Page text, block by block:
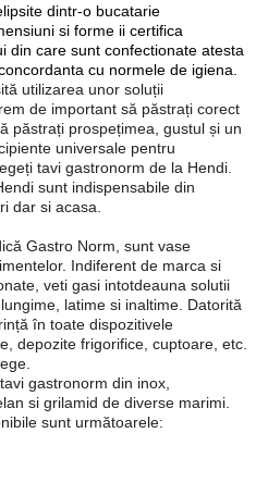
dintr-o bucatarie
si forme ii certifica
din care sunt confectionate atesta
cu normele de igiena.
utilizarea unor soluții
de important să păstrați corect
păstrați prospețimea, gustul și un
universale pentru
tavi gastronorm de la Hendi.
sunt indispensabile din
dar si acasa.
Gastro Norm, sunt vase
Indiferent de marca si
veti gasi intotdeauna solutii
latime si inaltime. Datorită
în toate dispozitivele
depozite frigorifice, cuptoare, etc.
gastronorm din inox,
si grilamid de diverse marimi.
sunt următoarele: